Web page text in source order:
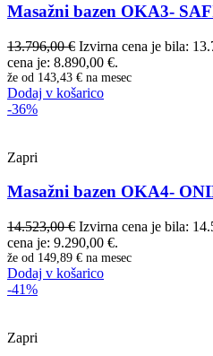
Masažni bazen OKA3-
13.796,00€ Izvirna cena je bila:
cena je: 8.890,00 €.
že od 143,43 € na mesec
Dodaj v košarico
-36%
Zapri
Masažni bazen OKA4-
14.523,00€ Izvirna cena je bila:
cena je: 9.290,00 €.
že od 149,89 € na mesec
Dodaj v košarico
-41%
Zapri